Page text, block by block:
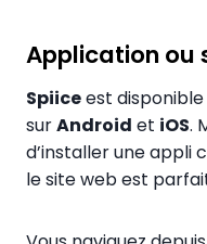
Application ou
Spiiceest
surAndroid et iOS.
d’installer une appli
le site web est